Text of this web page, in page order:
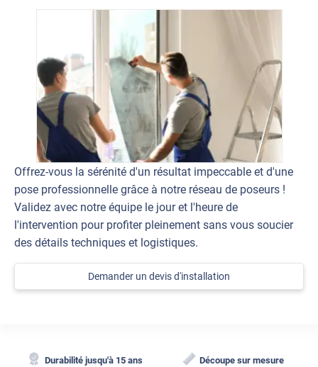
Offrez-vous la sérénité d'un résultat impeccable et d'une
pose professionnelle grâce à notre réseau de poseurs !
Validez avec notre équipe le jour et l'heure de
l'intervention pour profiter pleinement sans vous soucier
des détails techniques et logistiques.
Demander un devis d'installation
Durabilité jusqu'à 15 ans Découpe sur mesure